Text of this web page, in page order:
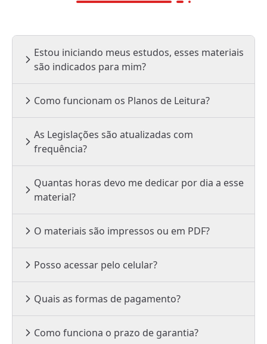
Estou iniciando meus estudos, esses materiais
são indicados para mim?
Como funcionam os Planos de Leitura?
As Legislações são atualizadas com
frequência?
Quantas horas devo me dedicar por dia a esse
material?
O materiais são impressos ou em PDF?
Posso acessar pelo celular?
Quais as formas de pagamento?
Como funciona o prazo de garantia?